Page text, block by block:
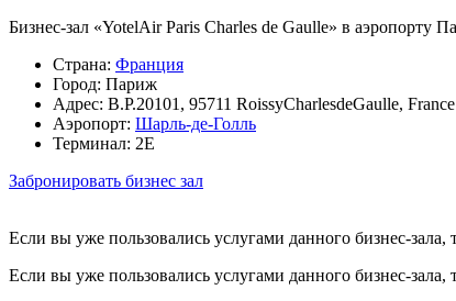
Бизнес-зал «YotelAir Paris Charles de Gaulle» в
Страна: Франция
Город: Париж
Адрес: B.P.20101, 95711 RoissyCharlesdeGaulle, France
Аэропорт: Шарль-де-Голль
Терминал: 2E
Забронировать бизнес зал
Если вы уже пользовались услугами данного бизнес-зала,
Если вы уже пользовались услугами данного бизнес-зала,